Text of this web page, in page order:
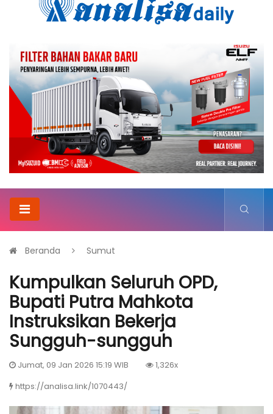
Beranda Sumut
Kumpulkan Seluruh OPD,
Bupati Putra Mahkota
Instruksikan Bekerja
Sungguh-sungguh
Jumat, 09 Jan 2026 15:19 WIB
1,326x
https://analisa.link/1070443/